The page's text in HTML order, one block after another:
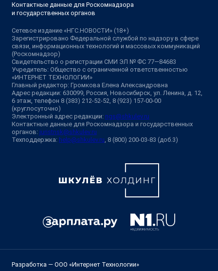
Контактные данные для Роскомнадзора
и государственных органов
Сетевое издание «НГС.НОВОСТИ» (18+)
Зарегистрировано Федеральной службой по надзору в сфере
связи, информационных технологий и массовых коммуникаций
(Роскомнадзор)
Свидетельство о регистрации СМИ ЭЛ № ФС 77—84683
Учредитель: Общество с ограниченной ответственностью
«ИНТЕРНЕТ ТЕХНОЛОГИИ»
Главный редактор: Громкова Елена Александровна
Адрес редакции: 630099, Россия, Новосибирск, ул. Ленина, д. 12,
6 этаж, телефон 8 (383) 212-52-52, 8 (923) 157-00-00
(круглосуточно)
Электронный адрес редакции: ngs@shkulev.ru
Контактные данные для Роскомнадзора и государственных
органов: juristnsk@shkulev.ru
Техподдержка: help@shkulev.ru , 8 (800) 200-03-83 (доб.3)
Разработка — ООО «Интернет Технологии»